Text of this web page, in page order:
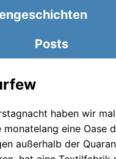
Posts
haben wir
eine Oase
außerhalb der